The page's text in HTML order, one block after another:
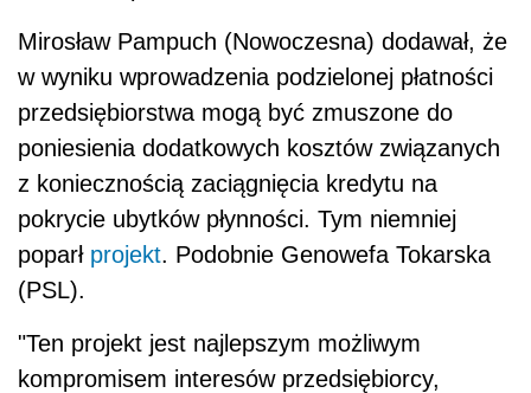
Mirosław Pampuch (Nowoczesna) dodawał, że
w wyniku wprowadzenia podzielonej płatności
przedsiębiorstwa mogą być zmuszone do
poniesienia dodatkowych kosztów związanych
z koniecznością zaciągnięcia kredytu na
pokrycie ubytków płynności. Tym niemniej
poparł projekt. Podobnie Genowefa Tokarska
(PSL).
"Ten projekt jest najlepszym możliwym
kompromisem interesów przedsiębiorcy,